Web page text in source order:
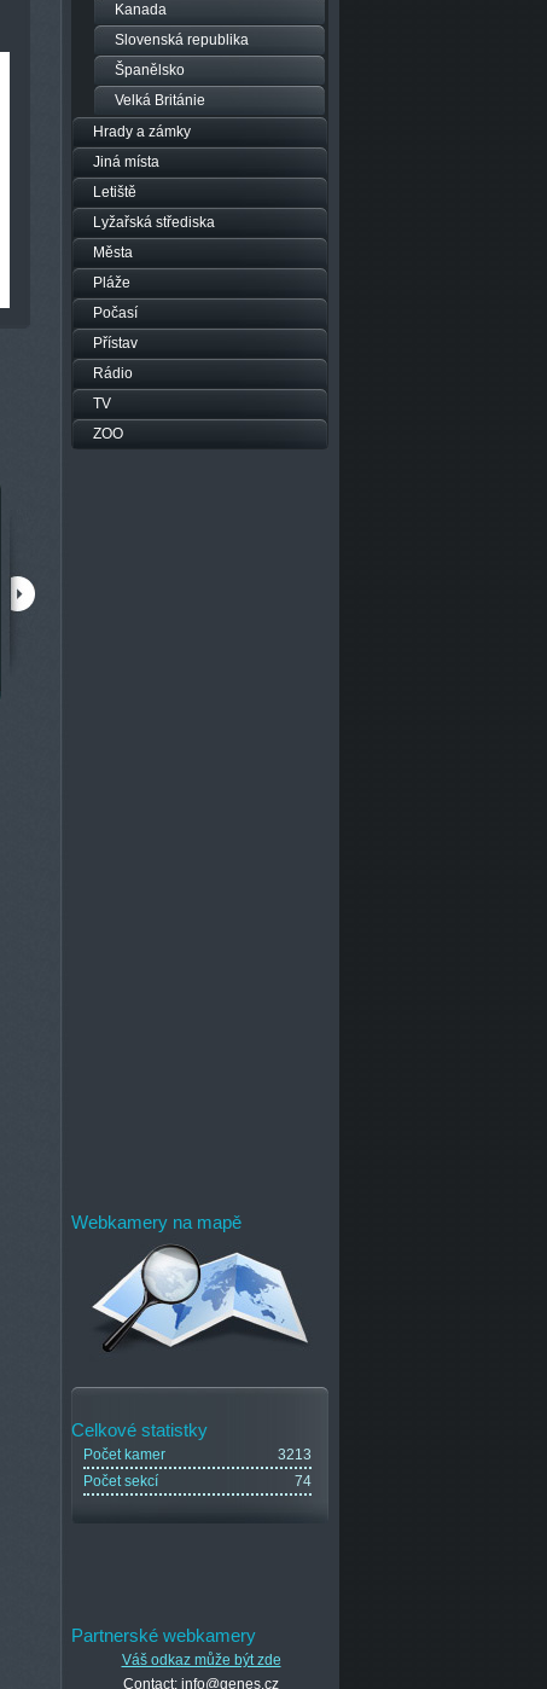
Kanada
Slovenská republika
Španělsko
Velká Británie
Hrady a zámky
Jiná místa
Letiště
Lyžařská střediska
Města
Pláže
Počasí
Přístav
Rádio
TV
ZOO
Webkamery na mapě
Celkové statistky
Počet kamer
3213
Počet sekcí
74
Partnerské webkamery
Váš odkaz může být zde
Contact: info@genes.cz